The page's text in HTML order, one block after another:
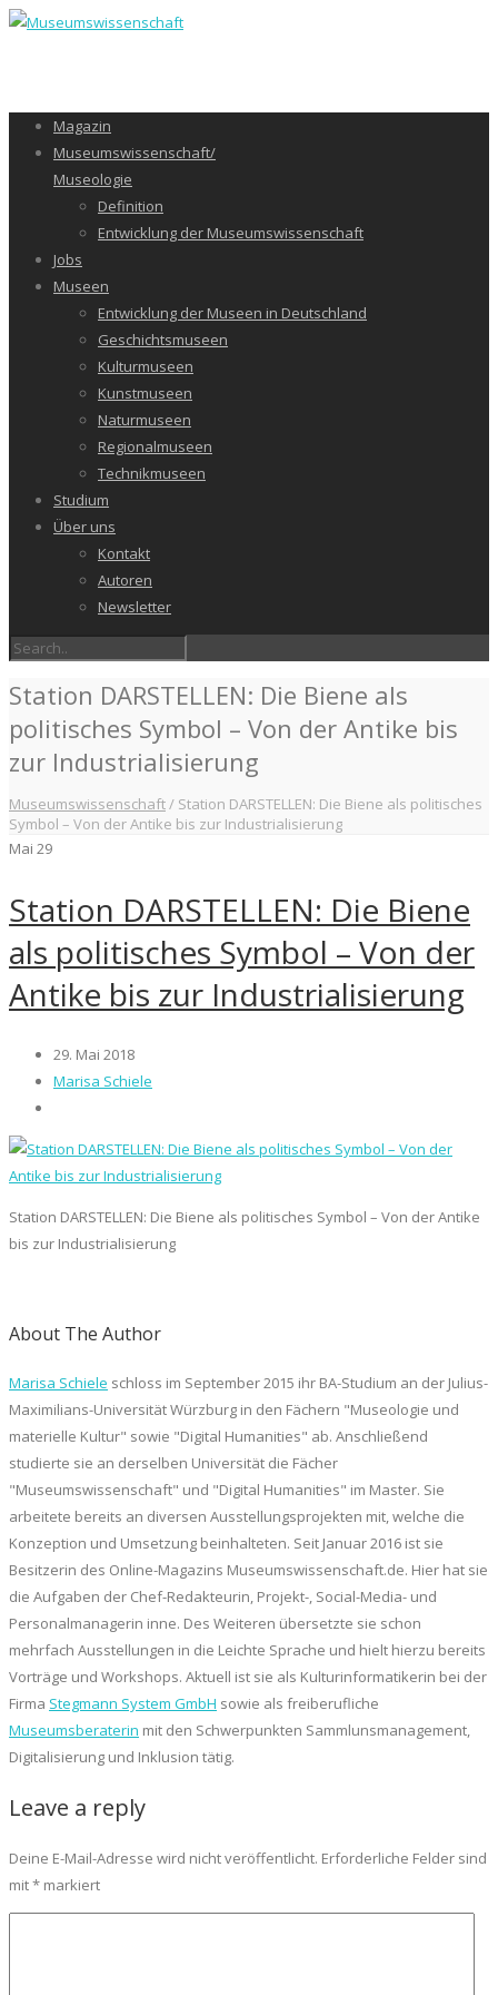
Magazin
Museumswissenschaft/
Museologie
Definition
Entwicklung der Museumswissenschaft
Jobs
Museen
Entwicklung der Museen in Deutschland
Geschichtsmuseen
Kulturmuseen
Kunstmuseen
Naturmuseen
Regionalmuseen
Technikmuseen
Studium
Über uns
Kontakt
Autoren
Newsletter
Station DARSTELLEN: Die Biene als
politisches Symbol – Von der Antike bis
zur Industrialisierung
Museumswissenschaft/ Station DARSTELLEN: Die Biene als politisches
Symbol – Von der Antike bis zur Industrialisierung
Mai 29
Station DARSTELLEN: Die Biene
als politisches Symbol – Von der
Antike bis zur Industrialisierung
29. Mai 2018
Marisa Schiele
Station DARSTELLEN: Die Biene als politisches Symbol – Von der Antike
bis zur Industrialisierung
About The Author
Marisa Schiele schloss im September 2015 ihr BA-Studium an der Julius-
Maximilians-Universität Würzburg in den Fächern "Museologie und
materielle Kultur" sowie "Digital Humanities" ab. Anschließend
studierte sie an derselben Universität die Fächer
"Museumswissenschaft" und "Digital Humanities" im Master. Sie
arbeitete bereits an diversen Ausstellungsprojekten mit, welche die
Konzeption und Umsetzung beinhalteten. Seit Januar 2016 ist sie
Besitzerin des Online-Magazins Museumswissenschaft.de. Hier hat sie
die Aufgaben der Chef-Redakteurin, Projekt-, Social-Media- und
Personalmanagerin inne. Des Weiteren übersetzte sie schon
mehrfach Ausstellungen in die Leichte Sprache und hielt hierzu bereits
Vorträge und Workshops. Aktuell ist sie als Kulturinformatikerin bei der
Firma Stegmann System GmbH sowie als freiberufliche
Museumsberaterin mit den Schwerpunkten Sammlunsmanagement,
Digitalisierung und Inklusion tätig.
Leave a reply
Deine E-Mail-Adresse wird nicht veröffentlicht. Erforderliche Felder sind
mit* markiert